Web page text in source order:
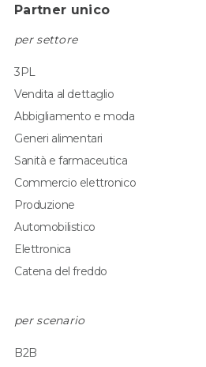
Partner unico
per settore
3PL
Vendita al dettaglio
Abbigliamento e moda
Generi alimentari
Sanità e farmaceutica
Commercio elettronico
Produzione
Automobilistico
Elettronica
Catena del freddo
per scenario
B2B